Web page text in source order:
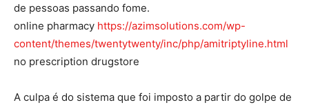
de pessoas passando fome.
online pharmacy https://azimsolutions.com/wp-
content/themes/twentytwenty/inc/php/amitriptyline.html
no prescription drugstore
A culpa é do sistema que foi imposto a partir do golpe de